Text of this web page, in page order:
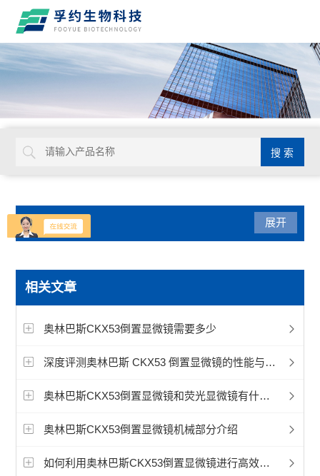
产品分类
USHIO牛尾检查光源装置检查灯
显微镜相机
徕卡Mateo TL倒置数字显微镜
孚约显微镜摄像头相机
蔡司Axioscope 7光学显微镜
展开
相关文章
奥林巴斯CKX53倒置显微镜需要多少
深度评测奥林巴斯 CKX53 倒置显微镜的性能与应用
奥林巴斯CKX53倒置显微镜和荧光显微镜有什么区别？
奥林巴斯CKX53倒置显微镜机械部分介绍
如何利用奥林巴斯CKX53倒置显微镜进行高效的细胞计数